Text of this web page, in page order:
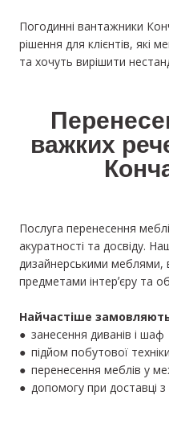
Погодинні вантажники
рішення для клієнтів, які
та хочуть вирішити
важких
Послуга перенесення
акуратності та досвіду.
дизайнерськими
предметами інтерʼєру та
Найчастіше
● занесення диванів і шаф
● підйом побутової техніки
● перенесення меблів у
● допомогу при доставці з